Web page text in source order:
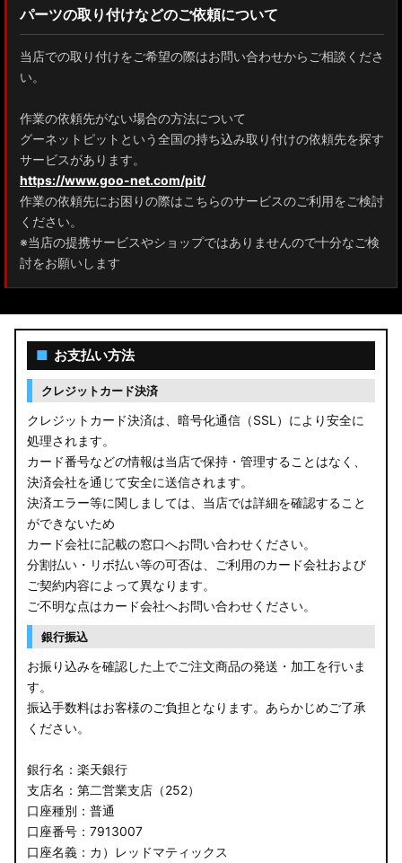
ZWR90W/ZWR95W/MZRA90W/MZRA95W ノア/ヴォクシー
ZRR80 ノア/ヴォクシー
NHP17/NSP17NCP17 シエンタ
M900A/M910A ルーミー
A200A/A210A ライズ
E52 エルグランド
T32 エクストレイル
C28 セレナ
B21A デイズルークス
E13 ノート
E12 ノート
B44A/B45A B47A/B48A ルークス ハイウェイスター
JF3/4 N-BOX カスタム
JH3/4 N-WGN
JH1/2 N-WGN
RT5/6 RW1/2 CR-V
RU3/4 ヴェゼル
JW5 S660
パーツの取り付けなどのご依頼について
当店での取り付けをご希望の際はお問い合わせからご相談くださ
い。
作業の依頼先がない場合の方法について
グーネットピットという全国の持ち込み取り付けの依頼先を探す
サービスがあります。
https://www.goo-net.com/pit/
作業の依頼先にお困りの際はこちらのサービスのご利用をご検討
ください。
※当店の提携サービスやショップではありませんので十分なご検
討をお願いします
■ お支払い方法
クレジットカード決済
クレジットカード決済は、暗号化通信（SSL）により安全に
処理されます。
カード番号などの情報は当店で保持・管理することはなく、
決済会社を通じて安全に送信されます。
決済エラー等に関しましては、当店では詳細を確認すること
ができないため
カード会社に記載の窓口へお問い合わせください。
分割払い・リボ払い等の可否は、ご利用のカード会社および
ご契約内容によって異なります。
ご不明な点はカード会社へお問い合わせください。
銀行振込
お振り込みを確認した上でご注文商品の発送・加工を行いま
す。
振込手数料はお客様のご負担となります。あらかじめご了承
ください。
銀行名：楽天銀行
支店名：第二営業支店（252）
口座種別：普通
口座番号：7913007
口座名義：カ）レッドマティックス